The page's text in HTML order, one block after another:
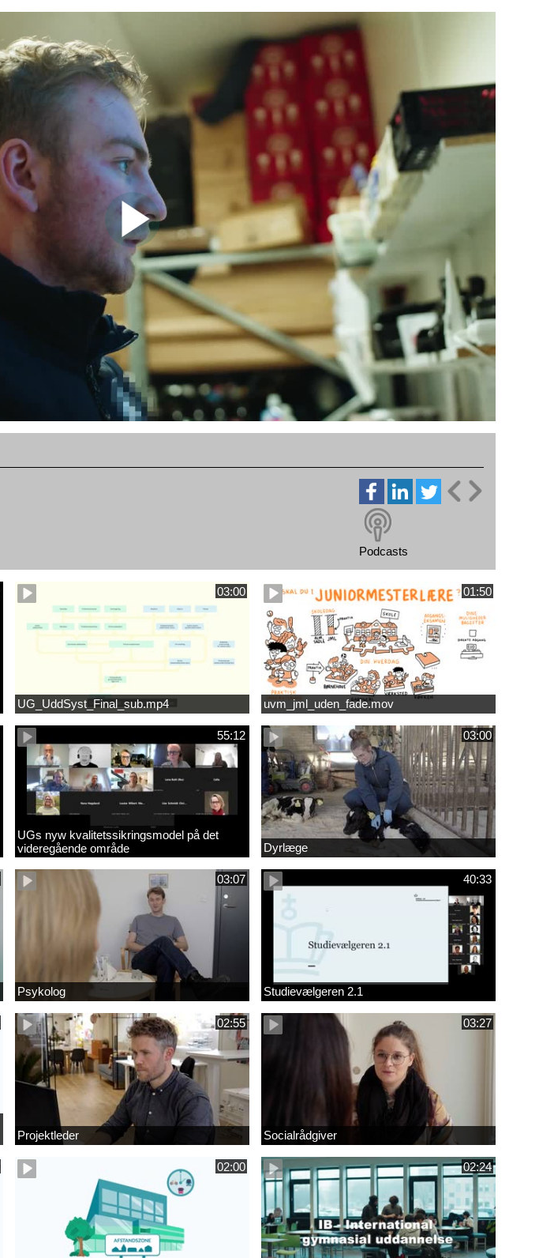
Podcasts
03:00
UG_UddSyst_Final_sub.mp4
01:50
uvm_jml_uden_fade.mov
55:12
UGs nyw kvalitetssikringsmodel på det
videregående område
03:00
Dyrlæge
03:07
Psykolog
40:33
Studievælgeren 2.1
02:55
Projektleder
03:27
Socialrådgiver
02:00 02:24